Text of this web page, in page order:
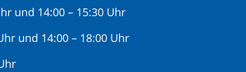
und 14:00 – 15:30 Uhr
– 18:00 Uhr